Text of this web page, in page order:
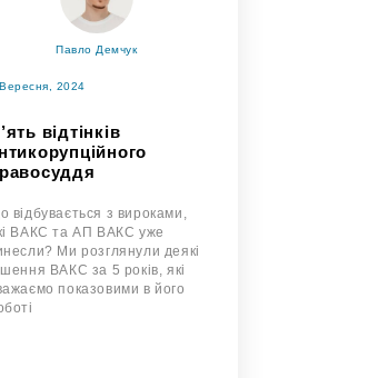
Павло Демчук
2024
відтінків
відбувається з вироками,
ВАКС та АП ВАКС уже
Ми розглянули деякі
ВАКС за 5 років, які
показовими в його